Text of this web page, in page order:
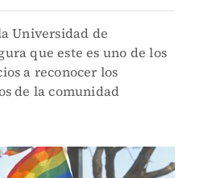
Universidad de
que este es uno de los
a reconocer los
de la comunidad